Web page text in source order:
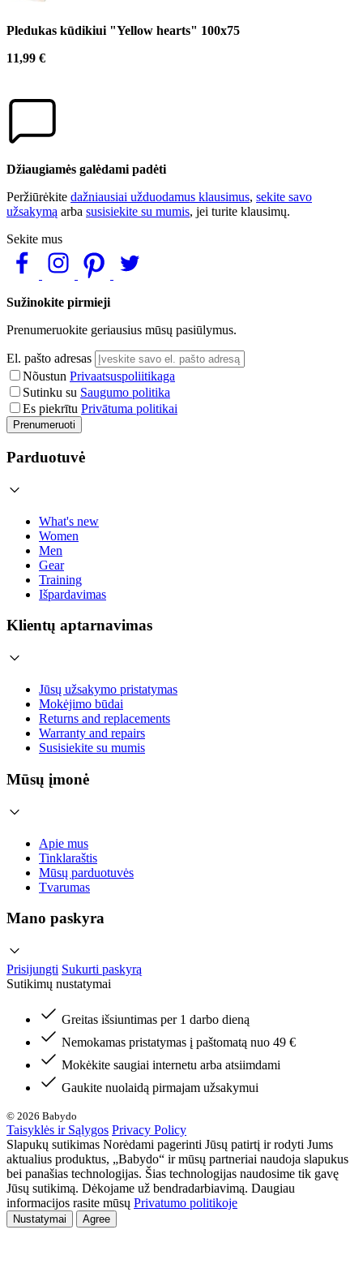
Pledukas kūdikiui "Yellow hearts" 100x75
11,99 €
Džiaugiamės galėdami padėti
Peržiūrėkite dažniausiai užduodamus klausimus, sekite savo
užsakymą arba susisiekite su mumis, jei turite klausimų.
Sekite mus
Sužinokite pirmieji
Prenumeruokite geriausius mūsų pasiūlymus.
El. pašto adresas
Nõustun Privaatsuspoliitikaga
Sutinku su Saugumo politika
Es piekrītu Privātuma politikai
Prenumeruoti
Parduotuvė
What's new
Women
Men
Gear
Training
Išpardavimas
Klientų aptarnavimas
Jūsų užsakymo pristatymas
Mokėjimo būdai
Returns and replacements
Warranty and repairs
Susisiekite su mumis
Mūsų įmonė
Apie mus
Tinklaraštis
Mūsų parduotuvės
Tvarumas
Mano paskyra
Prisijungti Sukurti paskyrą
Sutikimų nustatymai
Greitas išsiuntimas per 1 darbo dieną
Nemokamas pristatymas į paštomatą nuo 49 €
Mokėkite saugiai internetu arba atsiimdami
Gaukite nuolaidą pirmajam užsakymui
© 2026 Babydo
Taisyklės ir Sąlygos Privacy Policy
Slapukų sutikimas Norėdami pagerinti Jūsų patirtį ir rodyti Jums
aktualius produktus, „Babydo“ ir mūsų partneriai naudoja slapukus
bei panašias technologijas. Šias technologijas naudosime tik gavę
Jūsų sutikimą. Dėkojame už bendradarbiavimą. Daugiau
informacijos rasite mūsų Privatumo politikoje
Nustatymai Agree